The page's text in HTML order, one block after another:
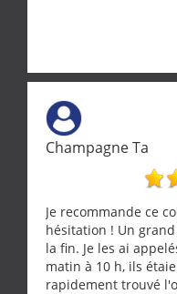
Champagne Ta
Je recommande ce
hésitation ! Un
la fin. Je les ai
matin à 10 h, ils
rapidement trouvé